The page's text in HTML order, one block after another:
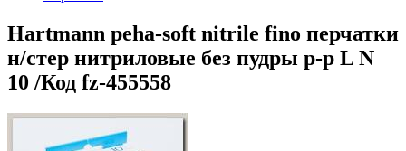
Hartmann peha-soft nitrile fino перчатки
н/стер нитриловые без пудры p-р L N
10 /Код fz-455558